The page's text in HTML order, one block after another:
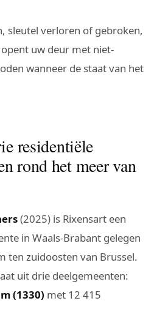
sleutel verloren of gebroken,
uw deur met niet-
wanneer de staat van het
residentiële
rond het meer van
(2025) is Rixensart een
in Waals-Brabant gelegen
ten zuidoosten van Brussel.
uit drie deelgemeenten:
(1330) met 12 415